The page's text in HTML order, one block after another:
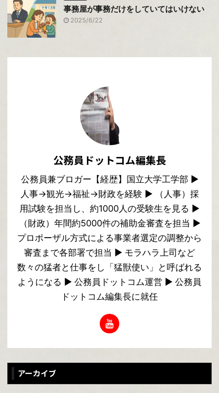
事務屋が事務だけをしていてはいけない
2025/6/22
公務員ドットコム編集長
公務員兼ブロガー【経歴】国立大学工学部 ▶︎
人事→観光→福祉→財政を経験 ▶︎ （人事）採
用試験を担当し、約1000人の受験生を見る ▶︎
（財政）年間約5000件の補助金審査を担当 ▶︎
プロポーザル方式による事業者選定の調整から
審査まで各部署で担当 ▶︎ モラハラ上司など
数々の猛者と仕事をし「猛獣使い」と呼ばれる
ようになる ▶︎ 公務員ドットコム運営 ▶︎ 公務員
ドットコム編集長に就任
アーカイブ